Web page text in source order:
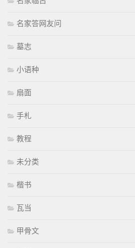
名家答网友问
墓志
小语种
扇面
手札
教程
未分类
楷书
瓦当
甲骨文